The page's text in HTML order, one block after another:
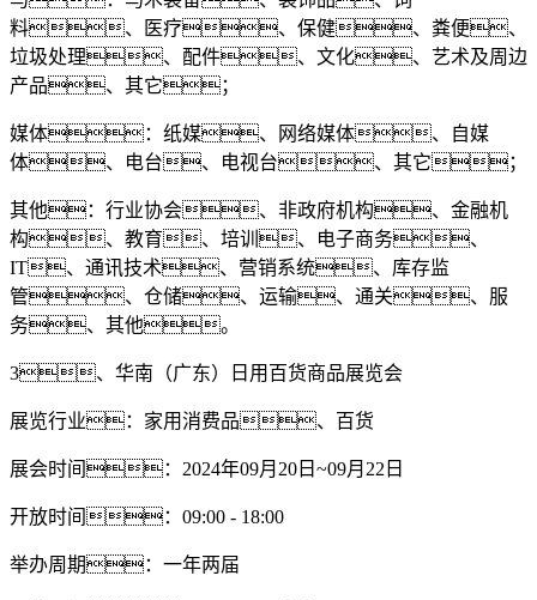
料、医疗、保健、粪便、
垃圾处理、配件、文化、艺术及周边
产品、其它；
媒体：纸媒、网络媒体、自媒
体、电台、电视台、其它；
其他：行业协会、非政府机构、金融机
构、教育、培训、电子商务、
IT、通讯技术、营销系统、库存监
管、仓储、运输、通关、服
务、其他。
3、华南（广东）日用百货商品展览会
展览行业：家用消费品、百货
展会时间：2024年09月20日~09月22日
开放时间：09:00 - 18:00
举办周期：一年两届